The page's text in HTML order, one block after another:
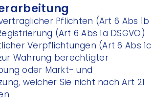
Pflichten (Art 6 Abs 1b
(Art 6 Abs 1a DSGVO)
Verpflichtungen (Art 6 Abs 1c
Wahrung berechtigter
oder Markt- und
welcher Sie nicht nach Art 21